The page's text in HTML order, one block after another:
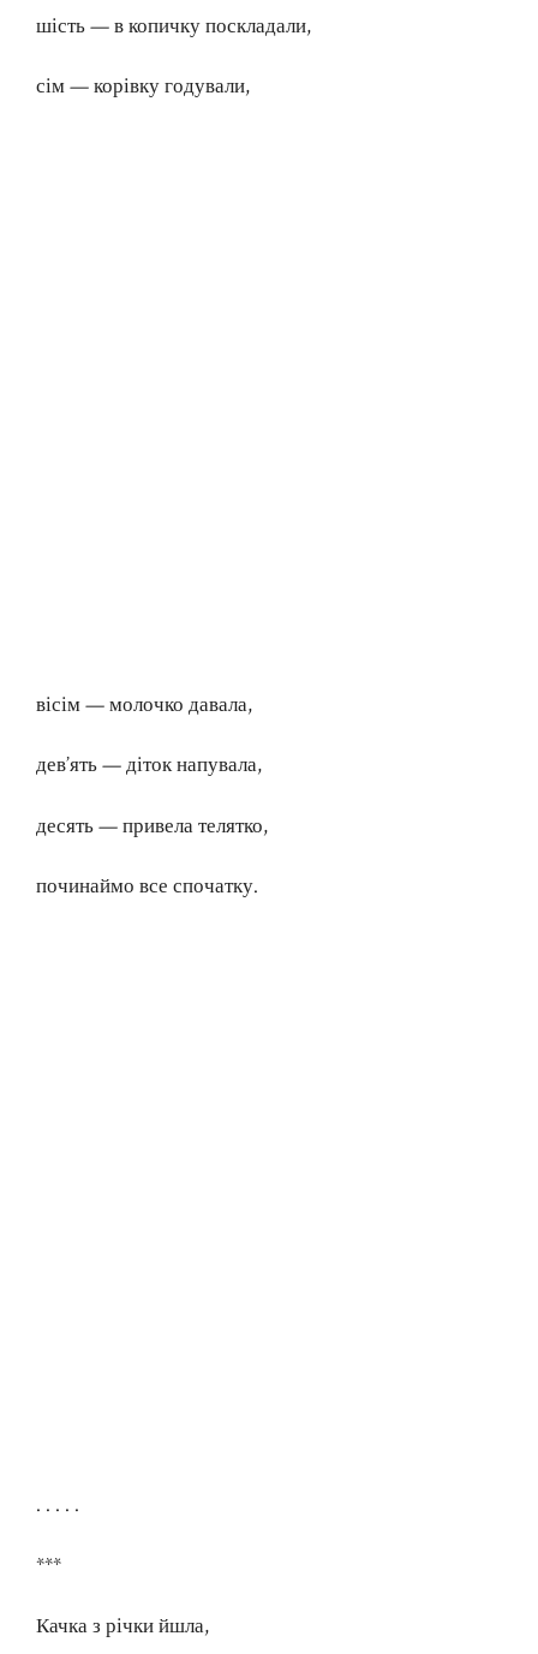
шість — в копичку поскладали,
сім — корівку годували,
вісім — молочко давала,
дев’ять — діток напувала,
десять — привела телятко,
починаймо все спочатку.
. . . . .
***
Качка з річки йшла,